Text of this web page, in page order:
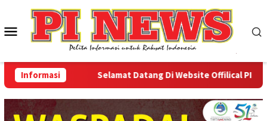
konten
Menu
Mobile
Informasi Selamat Datang Di Website Offilical PI-